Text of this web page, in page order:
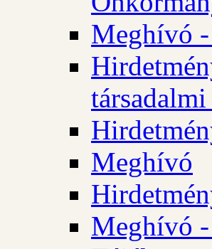
Meghívó
társadalmi
Meghívó
Meghívó